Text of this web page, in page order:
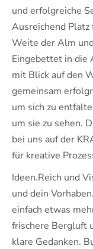
und erfolgreiche
Ausreichend Platz
Weite der Alm
Eingebettet in die
mit Blick auf den
gemeinsam
um sich zu
um sie zu sehen.
bei uns auf der
für kreative
Ideen.Reich und
und dein
einfach etwas
frischere Bergluft
klare Gedanken.